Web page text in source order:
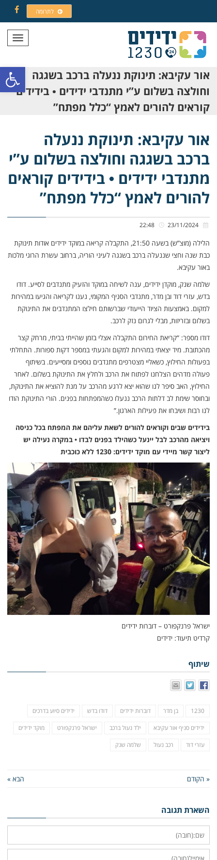
פתח
לתרומה
תפריט
אור עקיבא: תינוקת ננעלה ברכב בשגגה
וחולצה בשלום ע”י מתנדבי ידידים • בידידים
קוראים להורים לאמץ “כלל מפתח”
אור עקיבא: תינוקת ננעלה
ברכב בשגגה וחולצה בשלום ע”י
מתנדבי ידידים • בידידים קוראים
להורים לאמץ “כלל מפתח”
הלילה (מוצ”ש) בשעה 21:50, התקבלה קריאה במוקד ידידים אודות תינוקת
כבת שנה וחצי שננעלה ברכב בשגגה לעיני הוריה, ברחוב עשרת הרוגי מלכות
באור עקיבא.
שלמה שנק, מוקדן ידידים, ענה לשיחה במוקד והזעיק מתנדבים לסייע. דודו
בדש, עזרי דוד ובן מדר, מתנדבי הסניף המקומי, נענו לקריאה והגיעו במהירות
למקום. באמצעות הציוד הייעודי שברשותם חילצו המתנדבים את התינוקת
בשלום ובזריזות, מבלי לגרום נזק לרכב.
דודו מספר: “קריאת החירום התקבלה אצלי בזמן שהייתי בביתי, מרחק קצר
מהכתובת. מיד יצאתי במהירות למקום והגעתי במספר דקות ספורות. התחלתי
בפעולות החילוץ, כשאליי מצטרפים מתנדבים נוספים ומסייעים. בשיתוף
פעולה מדהים הצלחנו לפתוח את הרכב ולחלץ את התינוקת בשלום. לאחר
החילוץ, האב סיפר לנו שהוא יצא לרגע מהרכב על מנת להוציא את התינוקת,
ובחוסר שימת לב דלתות הרכב ננעלו כשהמפתחות בפנים. הורי התינוקת הודו
לנו רבות ושיבחו את פעילות הארגון.”
בידידים שבים וקוראים להורים לשאת עליהם את המפתח בכל כניסה
ויציאה מהרכב לבל יינעל כשהילד בפנים לבדו • במקרה נעילה יש
ליצור קשר מיידי עם מוקד ידידים: 1230 ללא כוכבית
ישראל פרנקפורט – דוברות ידידים
קרדיט תיעוד: ידידים
שיתוף
1230 בן מדר דוברות ידידים דודו בדש ידידים סיוע בדרכים
ידידים סניף אור עקיבא ילד נעול ברכב ישראל פרנקפורט מוקד ידידים
עזרי דוד רכב נעול שלמה שנק
« הקודם הבא »
השארת תגובה